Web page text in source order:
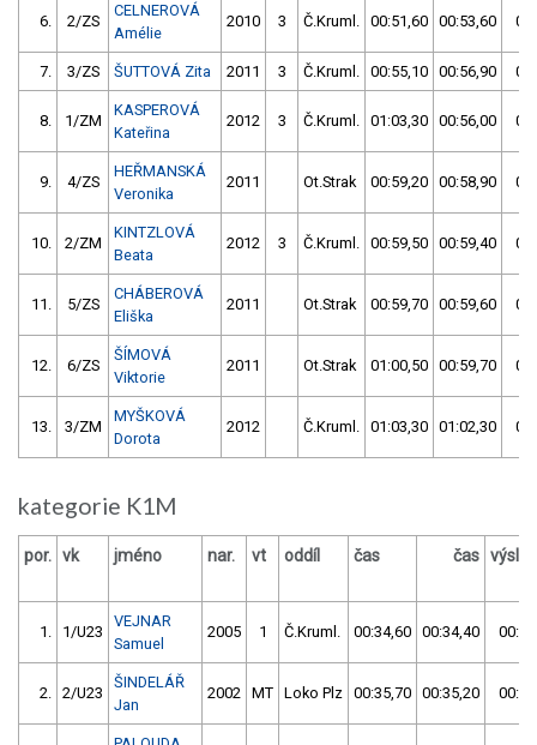
6. 2/ZS
CELNEROVÁ
Amélie
2010 3 Č.Kruml. 00:51,60 00:53,60
7. 3/ZS ŠUTTOVÁ Zita 2011 3 Č.Kruml. 00:55,10 00:56,90
8. 1/ZM
KASPEROVÁ
Kateřina
2012 3 Č.Kruml. 01:03,30 00:56,00
9. 4/ZS
HEŘMANSKÁ
Veronika
2011 Ot.Strak 00:59,20 00:58,90
10. 2/ZM
KINTZLOVÁ
Beata
2012 3 Č.Kruml. 00:59,50 00:59,40
11. 5/ZS
CHÁBEROVÁ
Eliška
2011 Ot.Strak 00:59,70 00:59,60
12. 6/ZS
ŠÍMOVÁ
Viktorie
2011 Ot.Strak 01:00,50 00:59,70
13. 3/ZM
MYŠKOVÁ
Dorota
2012 Č.Kruml. 01:03,30 01:02,30
kategorie K1M
por. vk jméno nar. vt oddíl čas čas
1. 1/U23
VEJNAR
Samuel
2005 1 Č.Kruml. 00:34,60 00:34,40
2. 2/U23
ŠINDELÁŘ
Jan
2002 MT Loko Plz 00:35,70 00:35,20